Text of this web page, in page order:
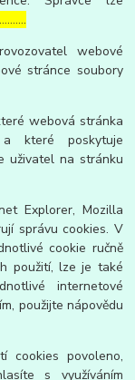
webové
stránce soubory
webová stránka
které poskytuje
uživatel na stránku
Explorer, Mozilla
správu cookies. V
cookie ručně
použití, lze je také
internetové
použijte nápovědu
cookies povoleno,
s využíváním